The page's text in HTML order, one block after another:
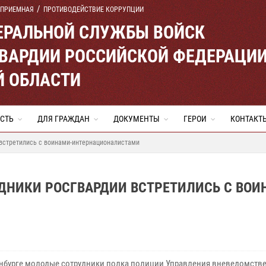
ПРОТИВОДЕЙСТВИЕ КОРРУПЦИИ
СЛУЖБЫ ВОЙСК
РОССИЙСКОЙ
ОБЛАСТИ
ДЛЯ ГРАЖДАН ДОКУМЕНТЫ ГЕРОИ
с воинами-интернационалистами
РОСГВАРДИИ ВСТРЕТИЛИСЬ С
молодые сотрудники полка полиции Управления